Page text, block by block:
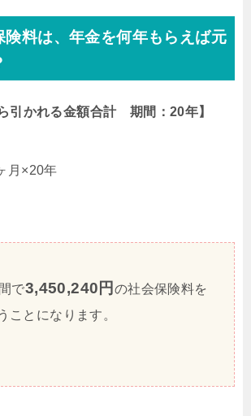
険料は、年金を何年もらえば元
引かれる金額合計 期間：20年】
月×20年
で3,450,240円 の社会保険料を
ことになります。